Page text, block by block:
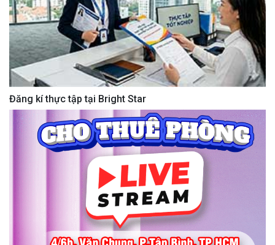
Đăng kí thực tập tại Bright Star